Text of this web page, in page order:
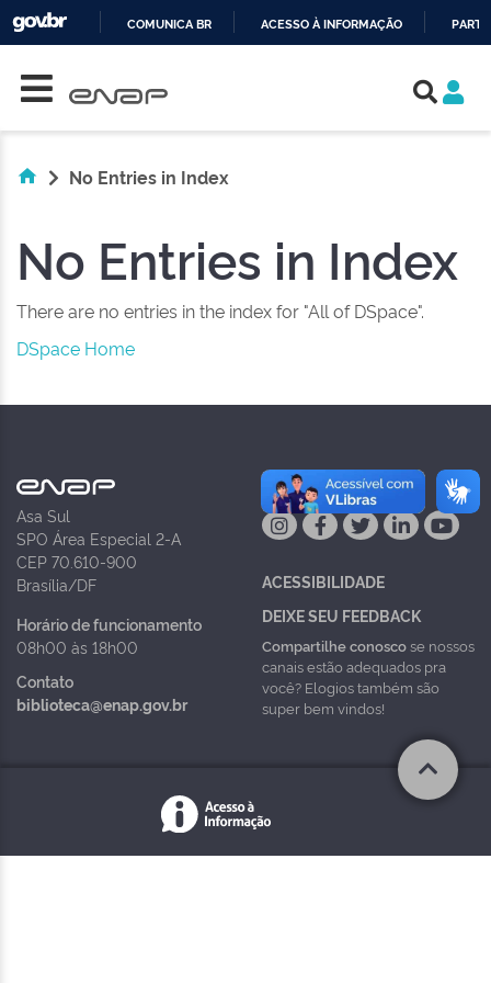
COMUNICA BR ACESSO À INFORMAÇÃO
No Entries in Index
No Entries in Index
There are no entries in the index for "All of DSpace".
DSpace Home
Asa Sul
SPO Área Especial 2-A
CEP 70.610-900
Brasília/DF
Horário de funcionamento
08h00 às 18h00
Contato
biblioteca@enap.gov.br
NAS REDES
ACESSIBILIDADE
DEIXE SEU FEEDBACK
Compartilhe conoscose nossos
canais estão adequados pra
você? Elogios também são
super bem vindos!